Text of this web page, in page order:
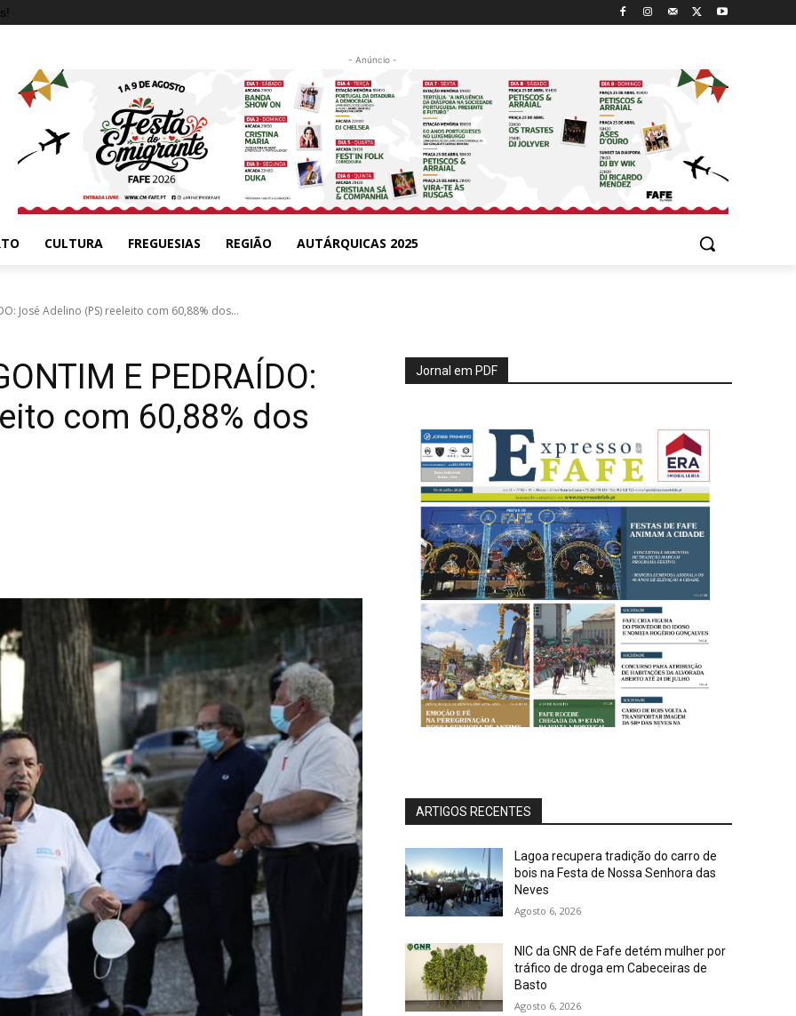
- Anúncio -
CULTURA FREGUESIAS REGIÃO AUTÁRQUICAS 2025
José Adelino (PS) reeleito com 60,88% dos...
E PEDRAÍDO:
com 60,88% dos
Jornal em PDF
ARTIGOS RECENTES
Lagoa recupera tradição do carro de
bois na Festa de Nossa Senhora das
Neves
Agosto 6, 2026
NIC da GNR de Fafe detém mulher por
tráfico de droga em Cabeceiras de
Basto
Agosto 6, 2026